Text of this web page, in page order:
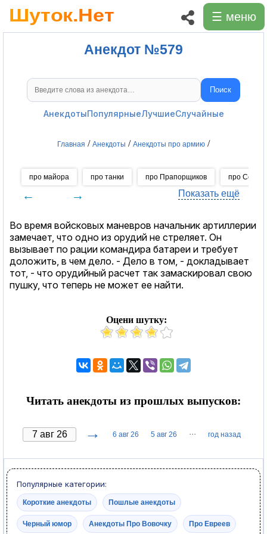
☰ меню
Анекдот №579
Поиск анекдотов Поиск
АнекдотыПопулярныеЛучшиеСлучайные
Главная / Анекдоты / Анекдоты про армию /
про майора про танки про Прапорщиков про
← → Показать ещё
Во время войсковых маневров начальник артиллерии
замечает, что одно из орудий не стреляет. Он
вызывает по рации командира батареи и требует
доложить, в чем дело. - Дело в том, - докладывает
тот, - что орудийный расчет так замаскировал свою
пушку, что теперь не может ее найти.
Оцени шутку:
Читать анекдоты из прошлых выпусков:
→ 6 авг 26 5 авг 26 ··· год назад
Популярные категории:
Короткие анекдоты Пошлые анекдоты
Черный юмор Анекдоты Про Вовочку Про Евреев